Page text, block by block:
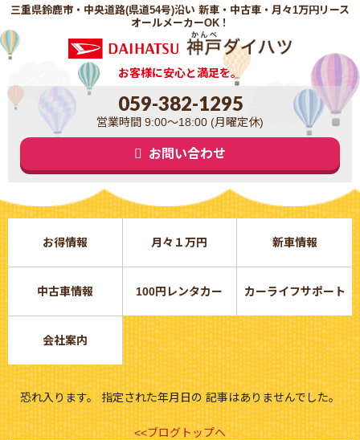
三重県鈴鹿市・中央道路(県道54号)沿い 新車・中古車・月々1万円リース
オールメーカーOK！
お客様に安心と満足を。
059-382-1295
営業時間 9:00～18:00 (月曜定休)
お問い合わせ
お得情報 月々１万円 新車情報
中古車情報 100円レンタカー カーライフサポート
会社案内
恐れ入ります。 指定された年月日の 記事はありませんでした。
<<ブログトップへ